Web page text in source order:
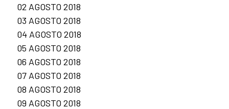
02 AGOSTO 2018
03 AGOSTO 2018
04 AGOSTO 2018
05 AGOSTO 2018
06 AGOSTO 2018
07 AGOSTO 2018
08 AGOSTO 2018
09 AGOSTO 2018